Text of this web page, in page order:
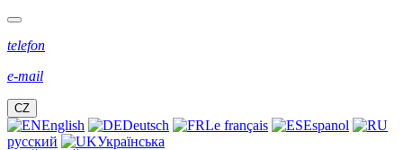
telefon
e-mail
CZ
English Deutsch Le français
Espanol
русский
Українська